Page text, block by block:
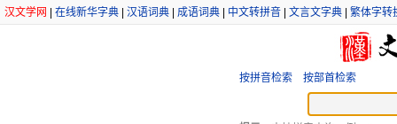
汉文学网 在线新华字典 汉语词典 成语词典 中文转拼音 文言文字典 繁体字转
按拼音检索 按部首检索